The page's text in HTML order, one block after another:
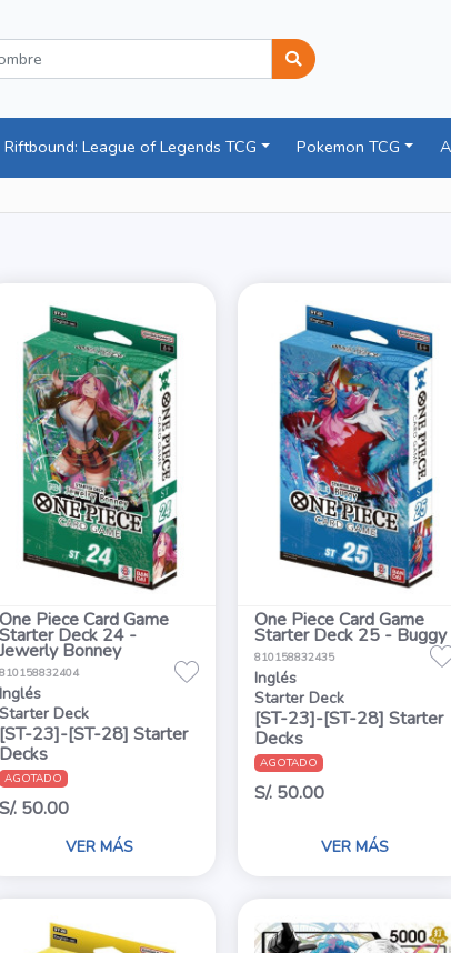
Riftbound: League of Legends TCG Pokemon TCG
One Piece Card Game
Starter Deck 24 -
Jewerly Bonney
810158832404
Inglés
Starter Deck
[ST-23]-[ST-28] Starter
Decks
AGOTADO
S/. 50.00
VER MÁS
One Piece Card Game
Starter Deck 25 - Buggy
810158832435
Inglés
Starter Deck
[ST-23]-[ST-28] Starter
Decks
AGOTADO
S/. 50.00
VER MÁS